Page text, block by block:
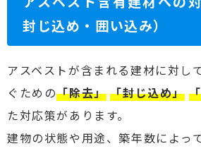
封じ込め・囲い込み）
アスベストが含まれる建材に対し
ぐための「除去」 「封じ込め」
た対応策があります。
建物の状態や用途、築年数によっ